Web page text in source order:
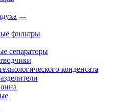
фильтры
сепараторы
конденсата